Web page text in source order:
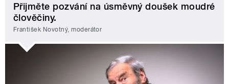
Přijměte pozvání na úsměvný doušek moudré
člověčiny.
František Novotný, moderátor